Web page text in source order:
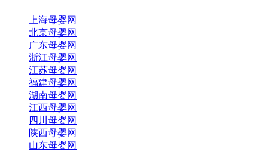
上海母婴网
北京母婴网
广东母婴网
浙江母婴网
江苏母婴网
福建母婴网
湖南母婴网
江西母婴网
四川母婴网
陕西母婴网
山东母婴网